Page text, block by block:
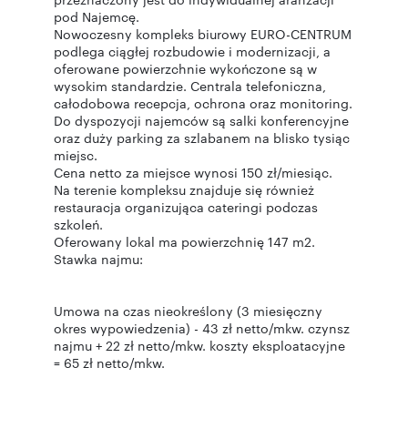
pod Najemcę.
Nowoczesny kompleks biurowy EURO-CENTRUM
podlega ciągłej rozbudowie i modernizacji, a
oferowane powierzchnie wykończone są w
wysokim standardzie. Centrala telefoniczna,
całodobowa recepcja, ochrona oraz monitoring.
Do dyspozycji najemców są salki konferencyjne
oraz duży parking za szlabanem na blisko tysiąc
miejsc.
Cena netto za miejsce wynosi 150 zł/miesiąc.
Na terenie kompleksu znajduje się również
restauracja organizująca cateringi podczas
szkoleń.
Oferowany lokal ma powierzchnię 147 m2.
Stawka najmu:
Umowa na czas nieokreślony (3 miesięczny
okres wypowiedzenia) - 43 zł netto/mkw. czynsz
najmu + 22 zł netto/mkw. koszty eksploatacyjne
= 65 zł netto/mkw.